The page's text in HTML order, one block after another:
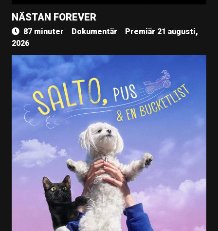
NÄSTAN FOREVER
87 minuter Dokumentär
Premiär 21 augusti,
2026